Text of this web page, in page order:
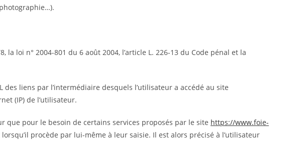
loi n° 2004-801 du 6 août 2004, l’article L. 226-13 du Code pénal et la
des liens par l’intermédiaire desquels l’utilisateur a accédé au site
(IP) de l’utilisateur.
que pour le besoin de certains services proposés par le site https://www.foie-
procède par lui-même à leur saisie. Il est alors précisé à l’utilisateur